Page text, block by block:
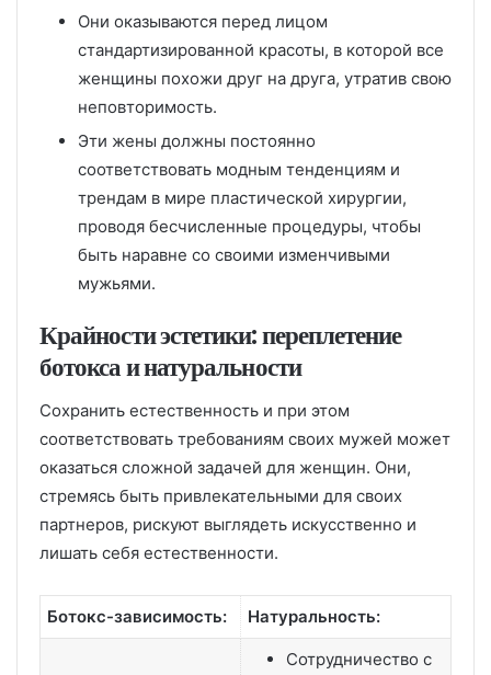
Они оказываются перед лицом
стандартизированной красоты, в которой все
женщины похожи друг на друга, утратив свою
неповторимость.
Эти жены должны постоянно
соответствовать модным тенденциям и
трендам в мире пластической хирургии,
проводя бесчисленные процедуры, чтобы
быть наравне со своими изменчивыми
мужьями.
Крайности эстетики: переплетение
ботокса и натуральности
Сохранить естественность и при этом
соответствовать требованиям своих мужей может
оказаться сложной задачей для женщин. Они,
стремясь быть привлекательными для своих
партнеров, рискуют выглядеть искусственно и
лишать себя естественности.
Ботокс-зависимость: Натуральность:
Сотрудничество с